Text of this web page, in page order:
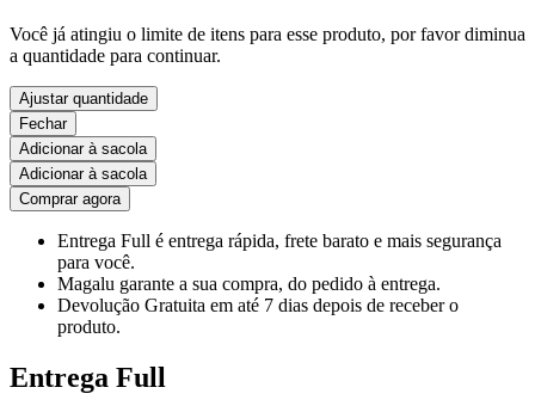
Você já atingiu o limite de itens para esse produto, por favor diminua
a quantidade para continuar.
Ajustar quantidade
Fechar
Adicionar à sacola
Adicionar à sacola
Comprar agora
Entrega Full é entrega rápida, frete barato e mais segurança
para você.
Magalu garante a sua compra, do pedido à entrega.
Devolução Gratuita em até 7 dias depois de receber o
produto.
Entrega Full